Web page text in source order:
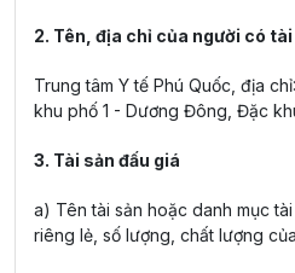
2. Tên, địa chỉ của người có tài
Trung tâm Y tế Phú Quốc, địa
khu phố 1 - Dương Đông, Đặc
3. Tài sản đấu giá
a) Tên tài sản hoặc danh mục
riêng lẻ, số lượng, chất lượng